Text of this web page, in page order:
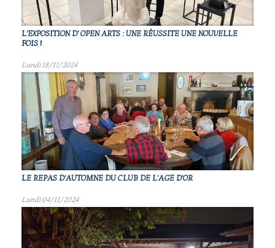
L'EXPOSITION D' OPEN ARTS : UNE RÉUSSITE UNE NOUVELLE
FOIS !
Lundi 18/11/2024
LE REPAS D'AUTOMNE DU CLUB DE L'AGE D'OR
Lundi 04/11/2024